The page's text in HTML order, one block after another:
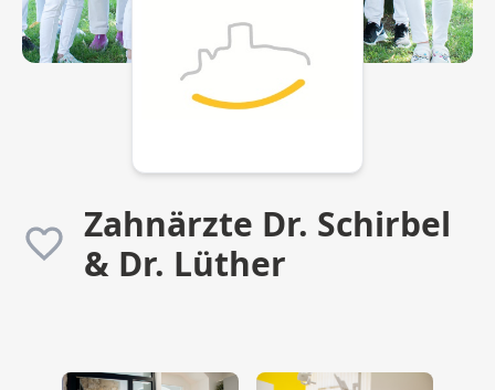
Zahnärzte Dr. Schirbel
& Dr. Lüther